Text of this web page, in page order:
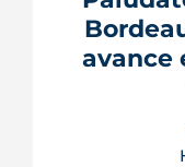
avance